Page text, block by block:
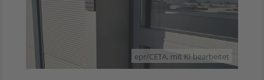
epr/CETA, mit KI bearbeitet